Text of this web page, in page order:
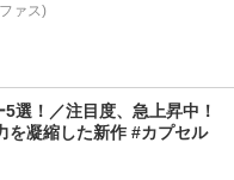
ァス)
選！／注目度、急上昇中！
を凝縮した新作 #カプセル